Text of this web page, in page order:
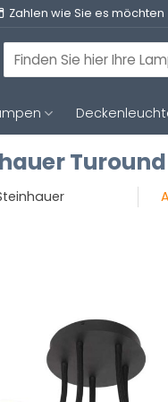
Zahlen wie Sie es möchten
Suchen
nach: